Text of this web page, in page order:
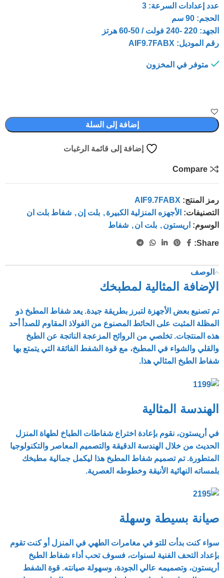
عدد إعدادات السرعة: 3
الحجم: 90 سم
الجهد: 220 -240 فولت / 50-60 هرتز
رقم الموديل: AIF9.7FABX
متوفر في المخزون
إضافة إلى السلة
إضافة إلى قائمة الرغبات
Compare
رمز المنتج: AIF9.7FABX
التصنيفات: الأجهزه المنزلية الكبيرة, بلت إن, شفاط بلت ان
الوسوم: اريستون, بلت ان, شفاط
Share:
الوصف
الإضافة المثالية لمطبخك
تم تصنيع بعض الأجهزة لتبرز بطريقة جيدة. يعد شفاط المطبخ ذو
المظلة المثبت على الحائط المصنوع من الفولاذ المقاوم للصدأ أحد
هذه المنتجات. تخلصي من الروائح المزعجة الناتجة عن الطبخ
والقلي والشواء في المطبخ، مع قوة الشفط الفائقة التي يتمتع بها
شفاط الطبخ المثالي هذا.
الهندسة المثالية
في أريستون، نقوم بإعادة اختراع شفاطات الطباخ لطهاة المنزل
الحديث من خلال الهندسة الدقيقة والتصميم المعاصر والتكنولوجيا
المتطورة. تم تصميم شفاط المطبخ هذا ليكمل جمالية مطبخك
بلمساته النهائية الأنيقة وخطوطه العصرية.
صيانة بسيطة وسهلة
سواء كنت بدأت للتو في مغامرات الطهي في المنزل أو كنت تقوم
بإعداد التحف الفنية لسنوات، فسوف تحب أداء شفاط الطبخ
أريستون، وتصميمه عالي الجودة، وسهولة صيانته. قوة الشفط